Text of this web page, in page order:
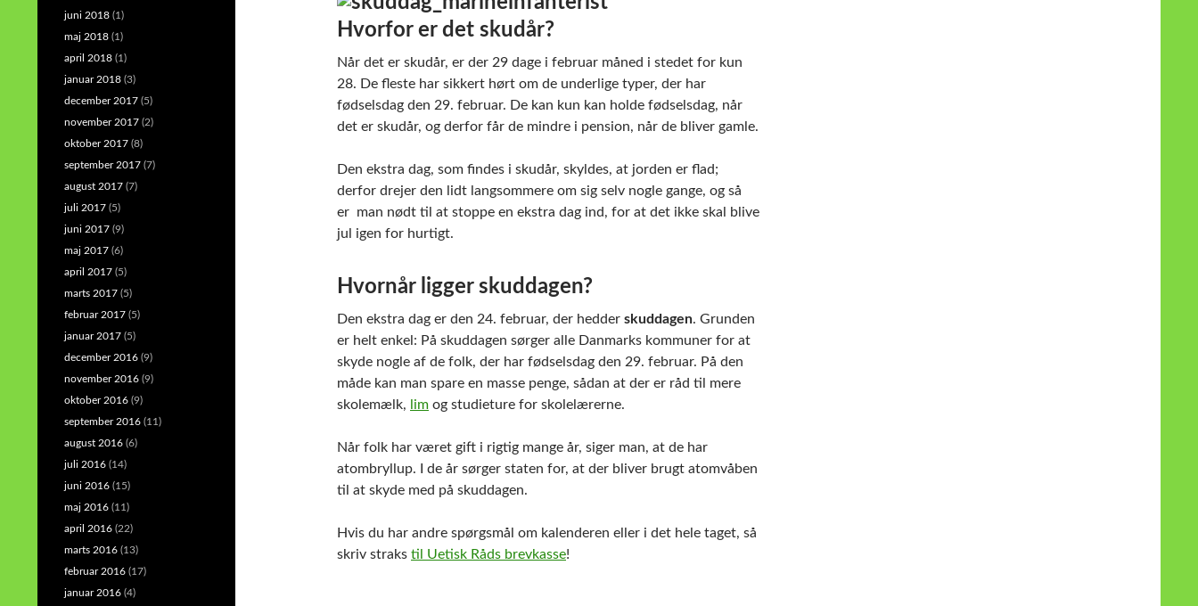
Hvorfor er det skudår?
Når det er skudår, er der 29 dage i februar måned i stedet for kun
28. De fleste har sikkert hørt om de underlige typer, der har
fødselsdag den 29. februar. De kan kun kan holde fødselsdag, når
det er skudår, og derfor får de mindre i pension, når de bliver gamle.
Den ekstra dag, som findes i skudår, skyldes, at jorden er flad;
derfor drejer den lidt langsommere om sig selv nogle gange, og så
er man nødt til at stoppe en ekstra dag ind, for at det ikke skal blive
jul igen for hurtigt.
Hvornår ligger skuddagen?
Den ekstra dag er den 24. februar, der hedder skuddagen. Grunden
er helt enkel: På skuddagen sørger alle Danmarks kommuner for at
skyde nogle af de folk, der har fødselsdag den 29. februar. På den
måde kan man spare en masse penge, sådan at der er råd til mere
skolemælk,
lim og studieture for skolelærerne.
Når folk har været gift i rigtig mange år, siger man, at de har
atombryllup. I de år sørger staten for, at der bliver brugt atomvåben
til at skyde med på skuddagen.
Hvis du har andre spørgsmål om kalenderen eller i det hele taget, så
skriv straks til Uetisk Råds brevkasse!
juni 2018 (1)
maj 2018 (1)
april 2018 (1)
januar 2018 (3)
december 2017 (5)
november 2017 (2)
oktober 2017 (8)
september 2017 (7)
august 2017 (7)
juli 2017 (5)
juni 2017 (9)
maj 2017 (6)
april 2017 (5)
marts 2017 (5)
februar 2017 (5)
januar 2017 (5)
december 2016 (9)
november 2016 (9)
oktober 2016 (9)
september 2016 (11)
august 2016 (6)
juli 2016 (14)
juni 2016 (15)
maj 2016 (11)
april 2016 (22)
marts 2016 (13)
februar 2016 (17)
januar 2016 (4)